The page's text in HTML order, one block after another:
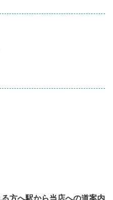
方へ駅から当店への道案内